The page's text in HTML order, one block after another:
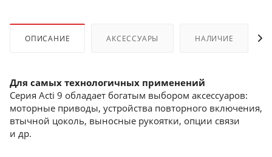
ОПИСАНИЕ АКСЕССУАРЫ НАЛИЧИЕ
Для самых технологичных применений
Серия Acti 9 обладает богатым выбором аксессуаров:
моторные приводы, устройства повторного включения,
втычной цоколь, выносные рукоятки, опции связи
и др.